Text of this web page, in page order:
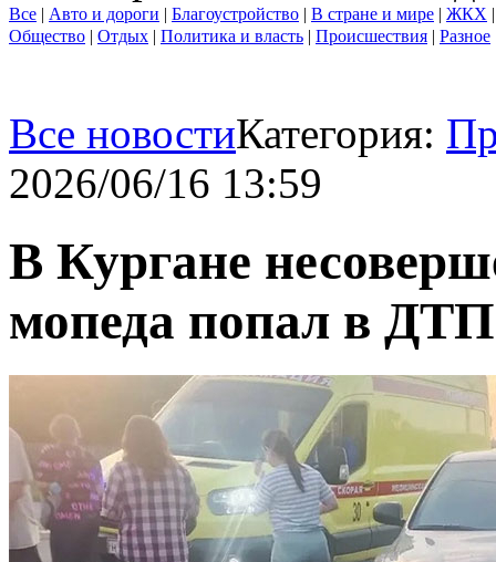
Все | Авто и дороги | Благоустройство | В стране и мире | ЖКХ
Общество | Отдых | Политика и власть | Происшествия | Разное
Все новостиКатегория:
2026/06/16 13:59
В Кургане
мопеда попал в ДТП